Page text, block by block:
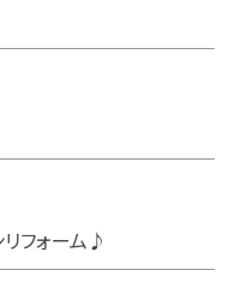
フォーム♪